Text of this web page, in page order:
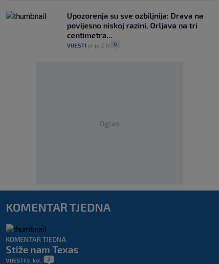
Upozorenja su sve ozbiljnija: Drava na
povijesno niskoj razini, Orljava na tri
centimetra...
VIJESTI prije 2 h 0
Oglas
KOMENTAR TJEDNA
KOMENTAR TJEDNA
Stiže nam Texas
VIJESTI 8. kol. 2